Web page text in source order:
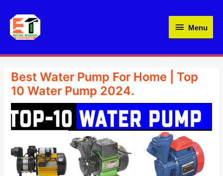
content
Menu
Menu
Best Water Pump For Home | Top
10 Water Pump 2024.